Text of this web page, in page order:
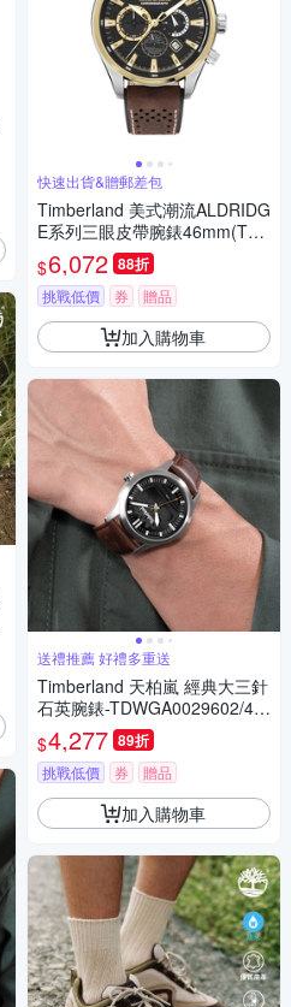
快速出貨&贈郵差包
Timberland 美式潮流ALDRIDG
E系列三眼皮帶腕錶46mm(TD
WGC2102402)
$6,072 88折
挑戰低價 券 贈品
加入購物車
送禮推薦 好禮多重送
Timberland 天柏嵐 經典大三針
石英腕錶-TDWGA0029602/42
mm 咖啡色
$4,277 89折
挑戰低價 券 贈品
加入購物車